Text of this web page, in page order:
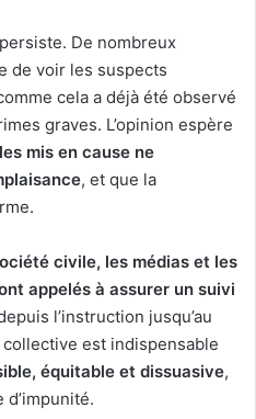
De nombreux
de voir les suspects
cela a déjà été observé
graves. L’opinion espère
mis en cause ne
, et que la
civile, les médias et les
appelés à assurer un suivi
l’instruction jusqu’au
est indispensable
équitable et dissuasive,